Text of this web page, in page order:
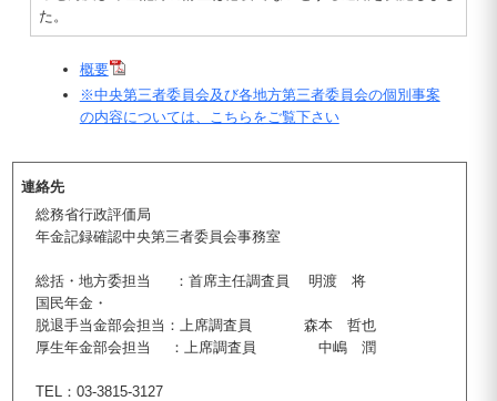
た。
概要
※中央第三者委員会及び各地方第三者委員会の個別事案
の内容については、こちらをご覧下さい
連絡先
総務省行政評価局
年金記録確認中央第三者委員会事務室
総括・地方委担当 ：首席主任調査員 明渡 将
国民年金・
脱退手当金部会担当：上席調査員 森本 哲也
厚生年金部会担当 ：上席調査員 中嶋 潤
TEL：03-3815-3127